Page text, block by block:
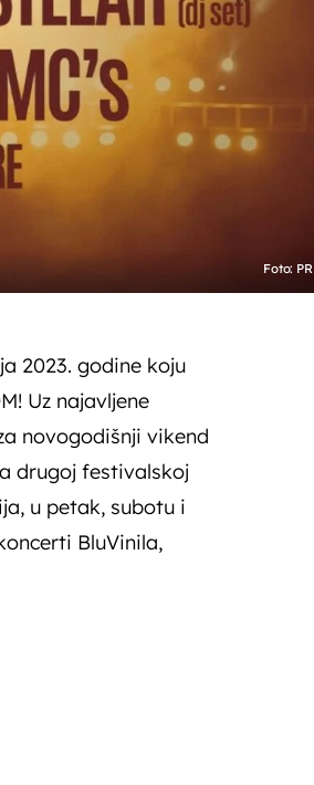
Foto: PR
2023. godine koju
Uz najavljene
novogodišnji vikend
drugoj festivalskoj
u petak, subotu i
BluVinila,